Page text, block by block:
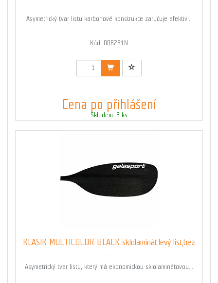
Asymetrický tvar listu karbonové konstrukce zaručuje efektiv...
Kód: 008281N
Cena po přihlášení
Skladem: 3 ks
KLASIK MULTICOLOR BLACK sklolaminát.levý list,bez
Asymetrický tvar listu, který má ekonomickou sklolaminátovou...